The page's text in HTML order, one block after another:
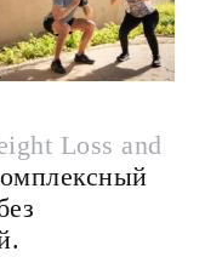
Loss and